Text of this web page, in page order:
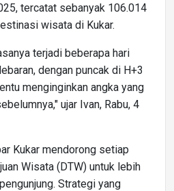
tercatat sebanyak 106.014
wisata di Kukar.
terjadi beberapa hari
dengan puncak di H+3
menginginkan angka yang
ujar Ivan, Rabu, 4
Kukar mendorong setiap
Wisata (DTW) untuk lebih
Strategi yang